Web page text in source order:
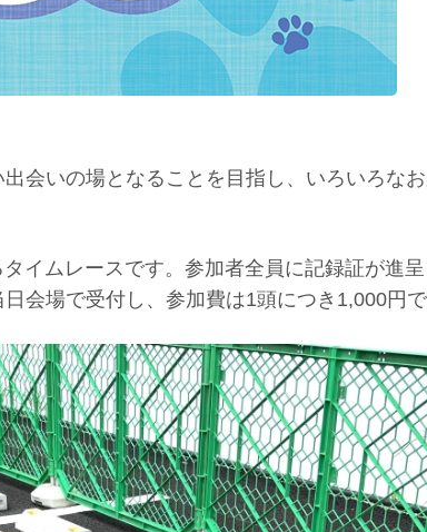
会いの場となることを目指し、いろいろな
イムレースです。参加者全員に記録証が進
会場で受付し、参加費は1頭につき1,000円で